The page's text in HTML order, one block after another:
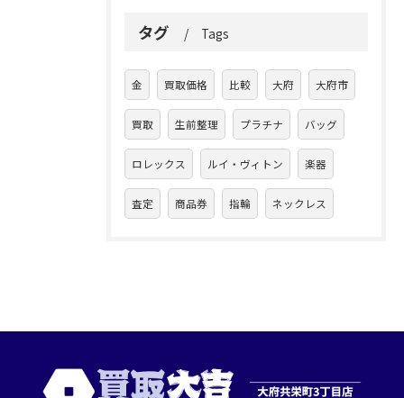
タグ Tags
金 買取価格 比較 大府 大府市
買取 生前整理 プラチナ バッグ
ロレックス ルイ・ヴィトン 楽器
査定 商品券 指輪 ネックレス